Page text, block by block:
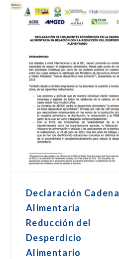
Declaración Cadena
Alimentaria
Reducción del
Desperdicio
Alimentario